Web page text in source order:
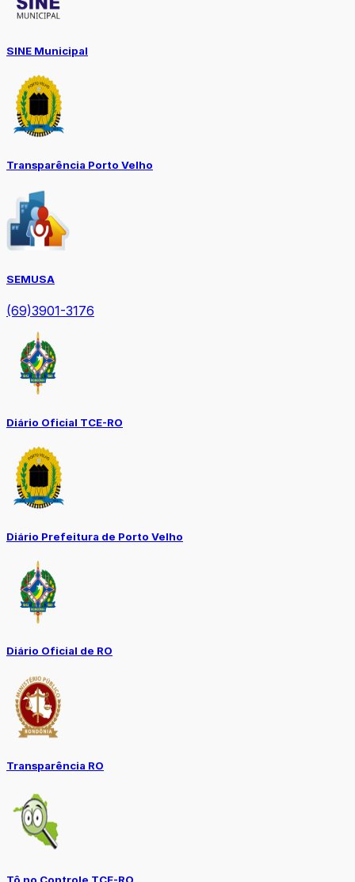
SINE Municipal
Transparência Porto Velho
SEMUSA
(69)3901-3176
Diário Oficial TCE-RO
Diário Prefeitura de Porto Velho
Diário Oficial de RO
Transparência RO